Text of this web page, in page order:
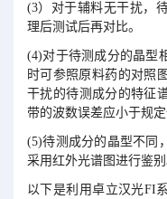
(3）对于辅料无干扰，
理后测试后再对比。
(4)对于待测成分的晶型
时可参照原料药的对照
干扰的待测成分的特征
带的波数误差应小于规定
(5)待测成分的晶型不同
采用红外光谱图进行鉴别
以下是利用卓立汉光FI